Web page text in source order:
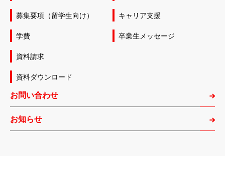
募集要項（留学生向け）
学費
資料請求
資料ダウンロード
キャリア支援
卒業生メッセージ
お問い合わせ
お知らせ